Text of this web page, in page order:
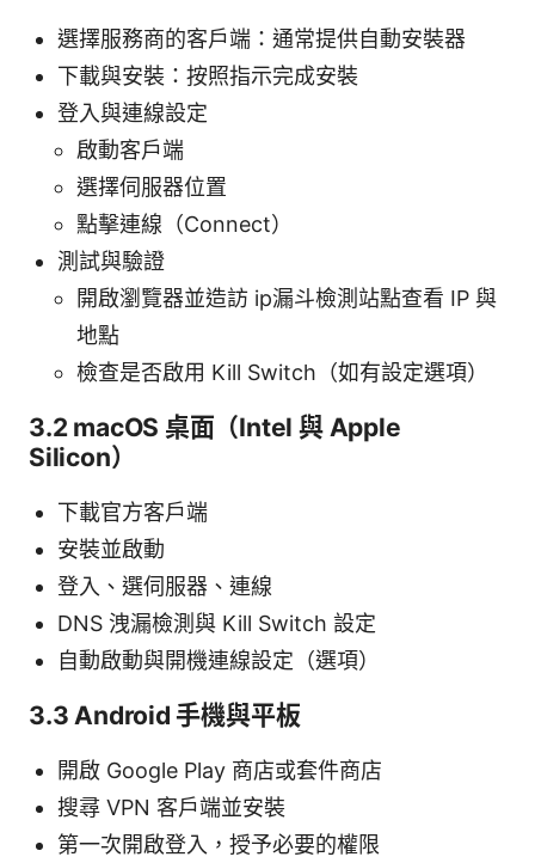
選擇服務商的客戶端：通常提供自動安裝器
下載與安裝：按照指示完成安裝
登入與連線設定
啟動客戶端
選擇伺服器位置
點擊連線（Connect）
測試與驗證
開啟瀏覽器並造訪 ip漏斗檢測站點查看 IP 與
地點
檢查是否啟用 Kill Switch（如有設定選項）
3.2 macOS 桌面（Intel 與 Apple
Silicon）
下載官方客戶端
安裝並啟動
登入、選伺服器、連線
DNS 洩漏檢測與 Kill Switch 設定
自動啟動與開機連線設定（選項）
3.3 Android 手機與平板
開啟 Google Play 商店或套件商店
搜尋 VPN 客戶端並安裝
第一次開啟登入，授予必要的權限